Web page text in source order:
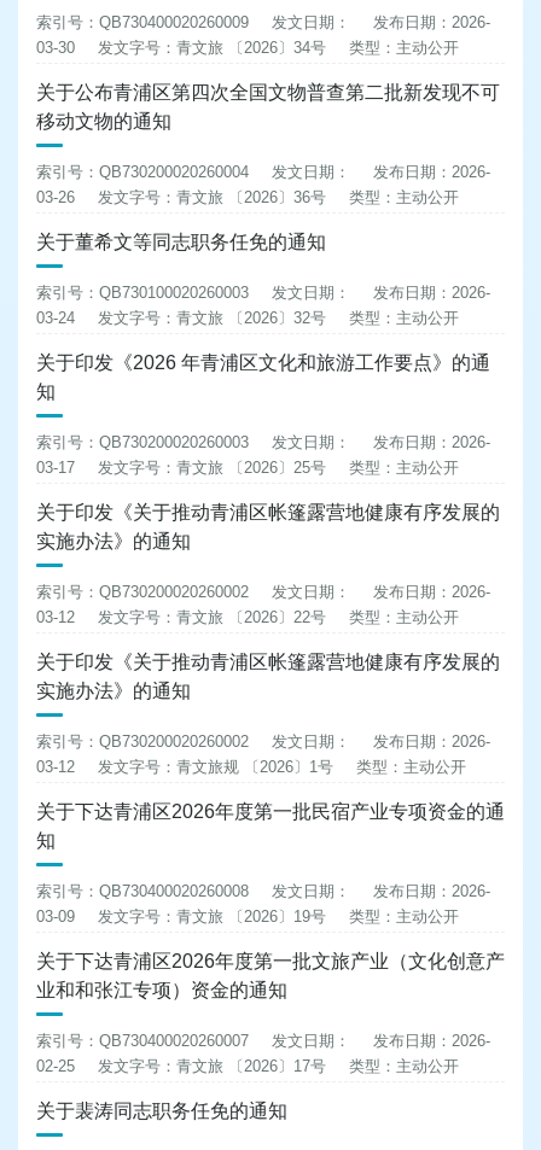
索引号：QB730400020260009 发文日期：
发布日期：2026-
03-30
发文字号：青文旅 〔2026〕34号 类型：主动公开
关于公布青浦区第四次全国文物普查第二批新发现不可
移动文物的通知
索引号：QB730200020260004 发文日期：
发布日期：2026-
03-26
发文字号：青文旅 〔2026〕36号 类型：主动公开
关于董希文等同志职务任免的通知
索引号：QB730100020260003 发文日期：
发布日期：2026-
03-24
发文字号：青文旅 〔2026〕32号 类型：主动公开
关于印发《2026 年青浦区文化和旅游工作要点》的通
知
索引号：QB730200020260003 发文日期：
发布日期：2026-
03-17
发文字号：青文旅 〔2026〕25号 类型：主动公开
关于印发《关于推动青浦区帐篷露营地健康有序发展的
实施办法》的通知
索引号：QB730200020260002 发文日期：
发布日期：2026-
03-12
发文字号：青文旅 〔2026〕22号 类型：主动公开
关于印发《关于推动青浦区帐篷露营地健康有序发展的
实施办法》的通知
索引号：QB730200020260002 发文日期：
发布日期：2026-
03-12
发文字号：青文旅规 〔2026〕1号 类型：主动公开
关于下达青浦区2026年度第一批民宿产业专项资金的通
知
索引号：QB730400020260008 发文日期：
发布日期：2026-
03-09
发文字号：青文旅 〔2026〕19号 类型：主动公开
关于下达青浦区2026年度第一批文旅产业（文化创意产
业和和张江专项）资金的通知
索引号：QB730400020260007 发文日期：
发布日期：2026-
02-25
发文字号：青文旅 〔2026〕17号 类型：主动公开
关于裴涛同志职务任免的通知